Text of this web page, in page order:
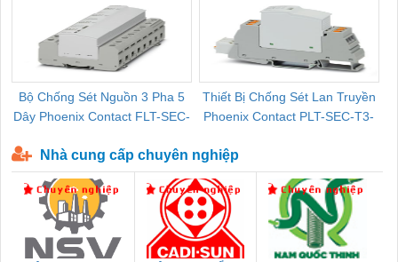
Bộ Chống Sét Nguồn 3 Pha 5
Dây Phoenix Contact FLT-SEC-
Thiết Bị Chống Sét Lan Truyền
Phoenix Contact PLT-SEC-T3-
Nhà cung cấp chuyên nghiệp